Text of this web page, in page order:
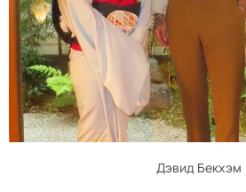
Дэвид Бекхэм